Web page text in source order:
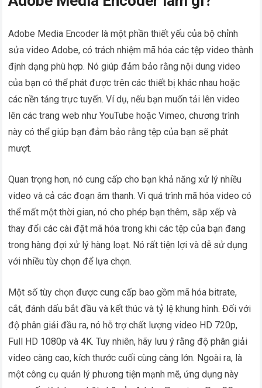
Adobe Media Encoder là một phần thiết yếu của bộ chỉnh
sửa video Adobe, có trách nhiệm mã hóa các tệp video thành
định dạng phù hợp. Nó giúp đảm bảo rằng nội dung video
của bạn có thể phát được trên các thiết bị khác nhau hoặc
các nền tảng trực tuyến. Ví dụ, nếu bạn muốn tải lên video
lên các trang web như YouTube hoặc Vimeo, chương trình
này có thể giúp bạn đảm bảo rằng tệp của bạn sẽ phát
mượt.
Quan trọng hơn, nó cung cấp cho bạn khả năng xử lý nhiều
video và cả các đoạn âm thanh. Vì quá trình mã hóa video có
thể mất một thời gian, nó cho phép bạn thêm, sắp xếp và
thay đổi các cài đặt mã hóa trong khi các tệp của bạn đang
trong hàng đợi xử lý hàng loạt. Nó rất tiện lợi và dễ sử dụng
với nhiều tùy chọn để lựa chọn.
Một số tùy chọn được cung cấp bao gồm mã hóa bitrate,
cắt, đánh dấu bắt đầu và kết thúc và tỷ lệ khung hình. Đối với
độ phân giải đầu ra, nó hỗ trợ chất lượng video HD 720p,
Full HD 1080p và 4K. Tuy nhiên, hãy lưu ý rằng độ phân giải
video càng cao, kích thước cuối cùng càng lớn. Ngoài ra, là
một công cụ quản lý phương tiện mạnh mẽ, ứng dụng này